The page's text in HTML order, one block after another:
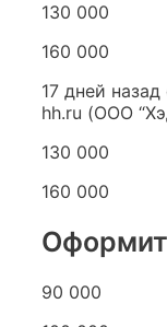
130 000
160 000
17 дней назад
hh.ru (ООО
130 000
160 000
90 000